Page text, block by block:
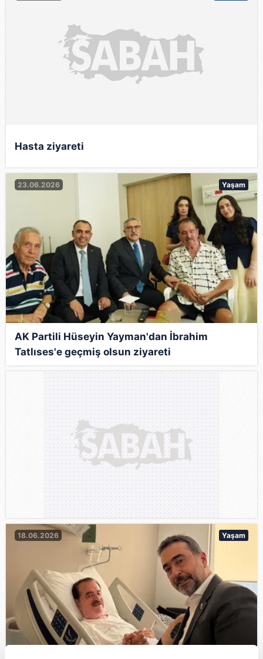
Hasta ziyareti
23.06.2026 Yaşam
AK Partili Hüseyin Yayman'dan İbrahim
Tatlıses'e geçmiş olsun ziyareti
18.06.2026 Yaşam